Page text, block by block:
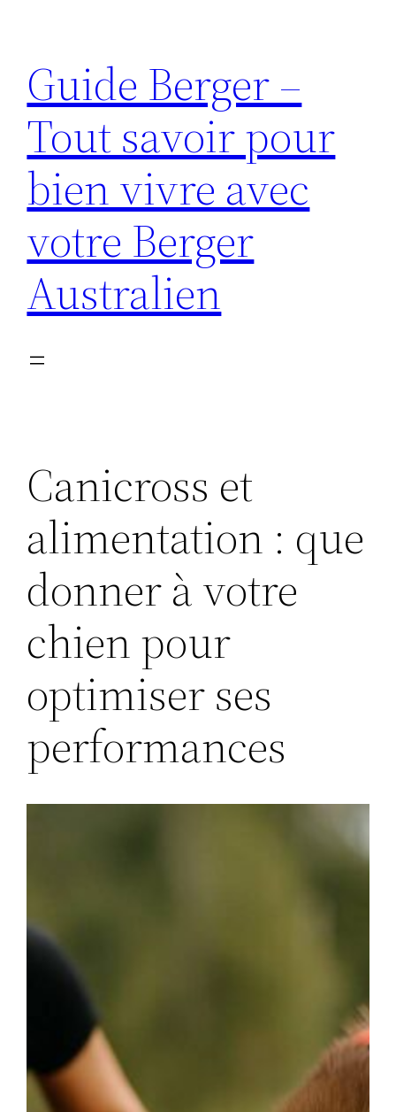
contenu
Guide Berger –
Tout savoir pour
bien vivre avec
votre Berger
Australien
Canicross et
alimentation : que
donner à votre
chien pour
optimiser ses
performances